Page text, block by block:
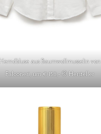
Hemdbluse aus Baumwollmusselin von
Falconeri, um € 158,- © Hersteller